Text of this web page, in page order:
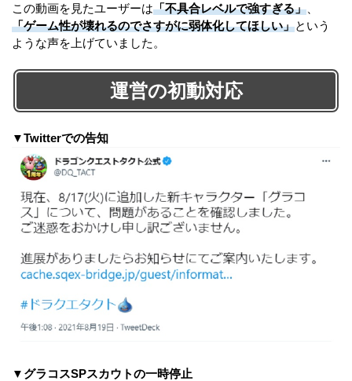
この動画を見たユーザーは「不具合レベルで強すぎる」
「ゲーム性が壊れるのでさすがに弱体化してほしい」という
ような声を上げていました。
運営の初動対応
▼Twitterでの告知
▼グラコスSPスカウトの一時停止